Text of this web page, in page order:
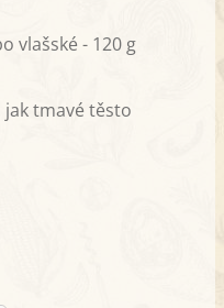
vlašské - 120 g
jak tmavé těsto